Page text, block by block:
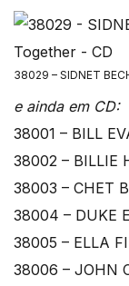
38029 – SIDNET
e ainda em CD:
38001 – BILL
38002 – BILLIE
38003 – CHET
38004 – DUKE
38005 – ELLA
38006 – JOHN